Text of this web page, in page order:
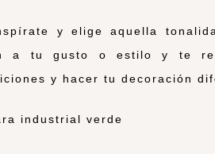
y elige aquella
a tu gusto o estilo y te
y hacer tu decoración